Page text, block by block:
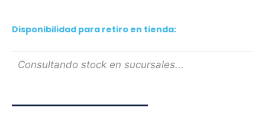
Disponibilidad para retiro en tienda:
Consultando stock en sucursales...